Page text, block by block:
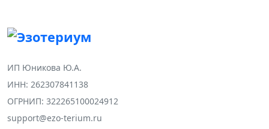
ИП Юникова Ю.А.
ИНН: 262307841138
ОГРНИП: 322265100024912
support@ezo-terium.ru